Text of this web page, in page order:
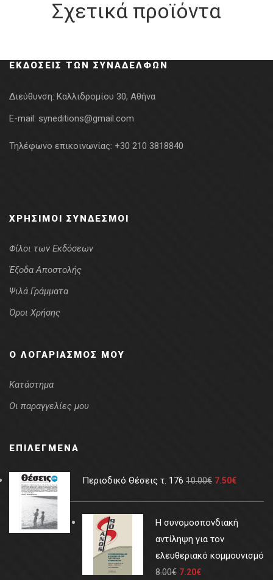
Σχετικά προϊόντα
ΕΚΔΌΣΕΙΣ ΤΩΝ ΣΥΝΑΔΈΛΦΩΝ
Διεύθυνση: Καλλιδρομίου 30, Αθήνα
E-mail: syneditions@gmail.com
Τηλέφωνο επικοινωνίας: +30 210 3818840
ΧΡΉΣΙΜΟΙ ΣΎΝΔΕΣΜΟΙ
Φίλοι των Εκδόσεων
Έξοδα Αποστολής
Ψιλά Γράμματα
Όροι Χρήσης
Ο ΛΟΓΑΡΙΑΣΜΌΣ ΜΟΥ
Κατάστημα
Οι παραγγελίες μου
ΕΠΙΛΕΓΜΈΝΑ
Περιοδικό Θέσεις τ. 176 10.00€ 7.50€
Η συνομοσπονδιακή
αντίληψη για τον
ελευθεριακό κομμουνισμό
8.00€ 7.20€